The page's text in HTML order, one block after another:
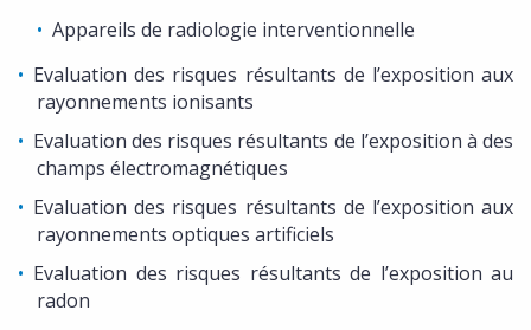
Appareils de radiologie interventionnelle
Evaluation des risques résultants de l’exposition aux
rayonnements ionisants
Evaluation des risques résultants de l’exposition à des
champs électromagnétiques
Evaluation des risques résultants de l’exposition aux
rayonnements optiques artificiels
Evaluation des risques résultants de l’exposition au
radon